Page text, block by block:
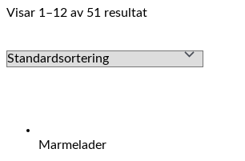
Visar 1–12 av 51 resultat
Marmelader